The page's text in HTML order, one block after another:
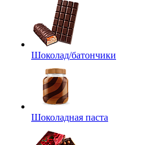
Шоколад/батончики
Шоколадная паста